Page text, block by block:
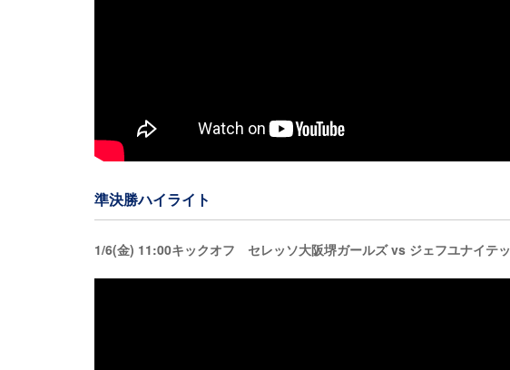
準決勝ハイライト
1/6(金) 11:00キックオフ セレッソ大阪堺ガールズ vs ジェフユナイテ